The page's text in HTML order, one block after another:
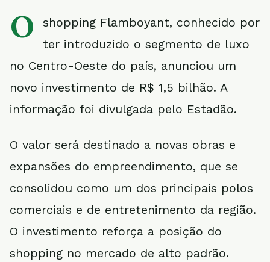
O
shopping Flamboyant, conhecido por
ter introduzido o segmento de luxo
no Centro-Oeste do país, anunciou um
novo investimento de R$ 1,5 bilhão. A
informação foi divulgada pelo Estadão.
O valor será destinado a novas obras e
expansões do empreendimento, que se
consolidou como um dos principais polos
comerciais e de entretenimento da região.
O investimento reforça a posição do
shopping no mercado de alto padrão.